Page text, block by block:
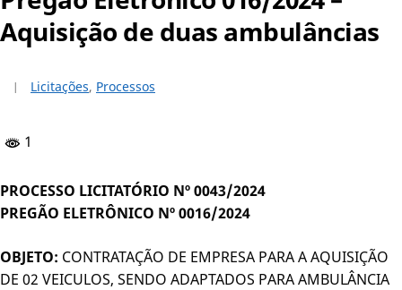
Aquisição de duas ambulâncias
Licitações, Processos
1
PROCESSO LICITATÓRIO Nº 0043/2024
PREGÃO ELETRÔNICO Nº 0016/2024
OBJETO: CONTRATAÇÃO DE EMPRESA PARA A AQUISIÇÃO
DE 02 VEICULOS, SENDO ADAPTADOS PARA AMBULÂNCIA